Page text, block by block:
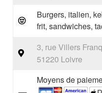
Burgers, italien,
frit, sandwiches,
3, rue Villers
51220 Loivre
Moyens de